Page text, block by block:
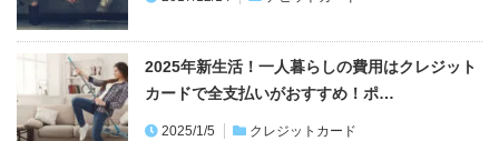
2025年新生活！一人暮らしの費用はクレジット
カードで全支払いがおすすめ！ポ…
2025/1/5 クレジットカード